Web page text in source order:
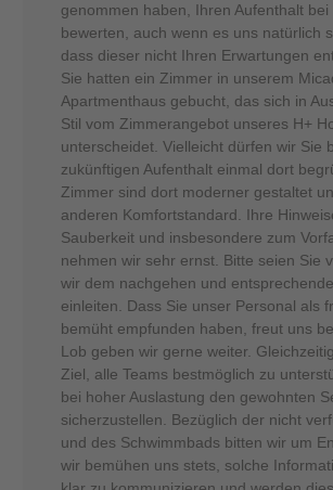
genommen haben, Ihren Aufenthalt bei
bewerten, auch wenn es uns natürlich
dass dieser nicht Ihren Erwartungen
Sie hatten ein Zimmer in unserem
Apartmenthaus gebucht, das sich in
Stil vom Zimmerangebot unseres H+
unterscheidet. Vielleicht dürfen wir Sie
zukünftigen Aufenthalt einmal dort
Zimmer sind dort moderner gestaltet
anderen Komfortstandard. Ihre
Sauberkeit und insbesondere zum
nehmen wir sehr ernst. Bitte seien Sie
wir dem nachgehen und
einleiten. Dass Sie unser Personal als
bemüht empfunden haben, freut uns
Lob geben wir gerne weiter.
Ziel, alle Teams bestmöglich zu
bei hoher Auslastung den gewohnten
sicherzustellen. Bezüglich der nicht
und des Schwimmbads bitten wir um
wir bemühen uns stets, solche